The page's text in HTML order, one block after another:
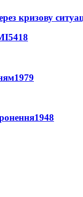
кризову
5418
1979
1948